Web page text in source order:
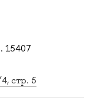
15407
стр. 5